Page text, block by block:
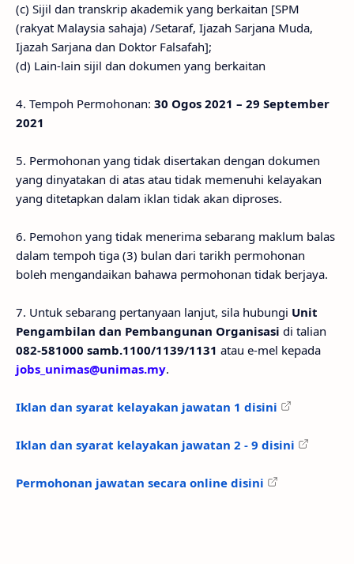
(c) Sijil dan transkrip akademik yang berkaitan [SPM
(rakyat Malaysia sahaja) /Setaraf, Ijazah Sarjana Muda,
Ijazah Sarjana dan Doktor Falsafah];
(d) Lain-lain sijil dan dokumen yang berkaitan
4. Tempoh Permohonan: 30 Ogos 2021 – 29 September
2021
5. Permohonan yang tidak disertakan dengan dokumen
yang dinyatakan di atas atau tidak memenuhi kelayakan
yang ditetapkan dalam iklan tidak akan diproses.
6. Pemohon yang tidak menerima sebarang maklum balas
dalam tempoh tiga (3) bulan dari tarikh permohonan
boleh mengandaikan bahawa permohonan tidak berjaya.
7. Untuk sebarang pertanyaan lanjut, sila hubungi Unit
Pengambilan dan Pembangunan Organisasi di talian
082-581000 samb.1100/1139/1131 atau e-mel kepada
jobs_unimas@unimas.my.
Iklan dan syarat kelayakan jawatan 1 disini
Iklan dan syarat kelayakan jawatan 2 - 9 disini
Permohonan jawatan secara online disini